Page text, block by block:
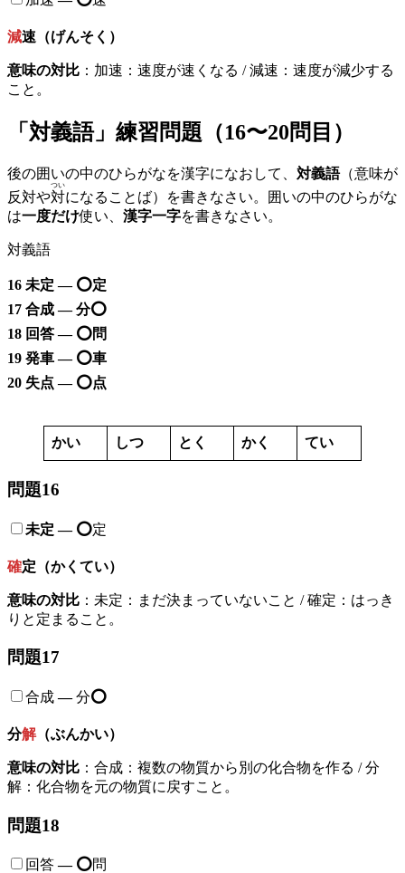
減速（げんそく）
意味の対比 ：加速：速度が速くなる / 減速：速度が減少する
こと。
「対義語」練習問題（16〜20問目）
後の囲いの中のひらがなを漢字になおして、 対義語（意味が
反対や対
つい
になることば）を書きなさい。囲いの中のひらがな
は一度だけ使い、 漢字一字を書きなさい。
対義語
16 未定 — ⭕️定
17 合成 — 分⭕️
18 回答 — ⭕️問
19 発車 — ⭕️車
20 失点 — ⭕️点
かい しつ とく かく てい
問題16
未定 — ⭕️定
確定（かくてい）
意味の対比 ：未定：まだ決まっていないこと / 確定：はっき
りと定まること。
問題17
合成—分⭕️
分解（ぶんかい）
意味の対比 ：合成：複数の物質から別の化合物を作る / 分
解：化合物を元の物質に戻すこと。
問題18
回答— ⭕️問